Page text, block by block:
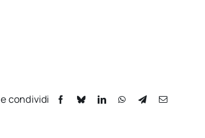
condividi